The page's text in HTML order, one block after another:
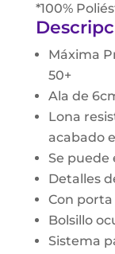
*100%
Máxima
50+
Ala de
Lona
acabado
Se puede
Detalles
Con
Bolsillo
Sistema